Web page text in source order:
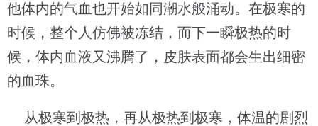
他体内的气血也开始如同潮水般涌动。在极寒的
时候，整个人仿佛被冻结，而下一瞬极热的时
候，体内血液又沸腾了，皮肤表面都会生出细密
的血珠。
从极寒到极热，再从极热到极寒，体温的剧烈